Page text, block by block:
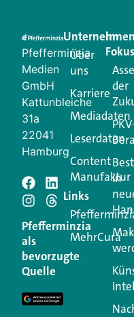
Creator für Ihre
Ihren Vertriebsalltag
Login.
Jetzt anmelden
Schreiben
Kommentar
Ihre E-Mail-Adresse
Erforderliche Felder
Kommentar
Pfefferminzia
Medien
GmbH
Kattunbleiche
31a
22041
Hamburg
Pfefferminzia
als
bevorzugte
Quelle
Unternehmen
Über
uns
Karriere
Mediadaten
Leserdaten
Content
Manufaktur
Links
MehrCura
Im
Fokus
der
in